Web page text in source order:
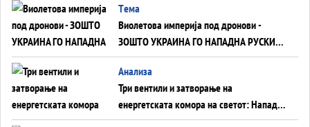
Tема
Виолетова империја под дронови -
ЗОШТО УКРАИНА ГО НАПАДНА РУСКИОТ
WILDBERRIES
Aнализа
Три вентили и затворање на
енергетската комора на светот: Нападот
во Суец најавува глобален енергетски